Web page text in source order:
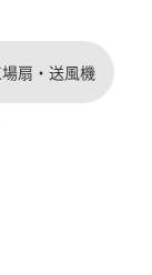
扇・送風機